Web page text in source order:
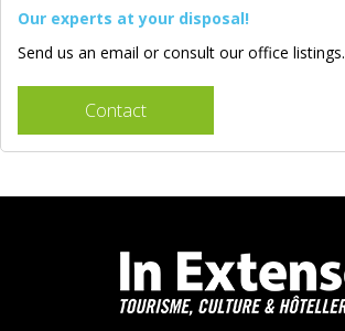
Our experts at your disposal!
Send us an email or consult our office listings.
Contact